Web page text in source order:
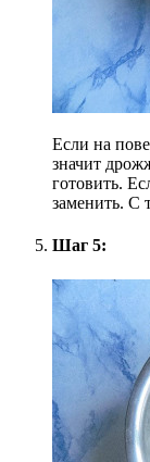
Если на
значит
готовить.
заменить. С
Шаг 5: